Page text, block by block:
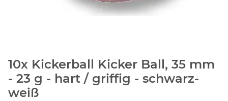
10x Kickerball Kicker Ball, 35 mm
- 23 g - hart / griffig - schwarz-
weiß